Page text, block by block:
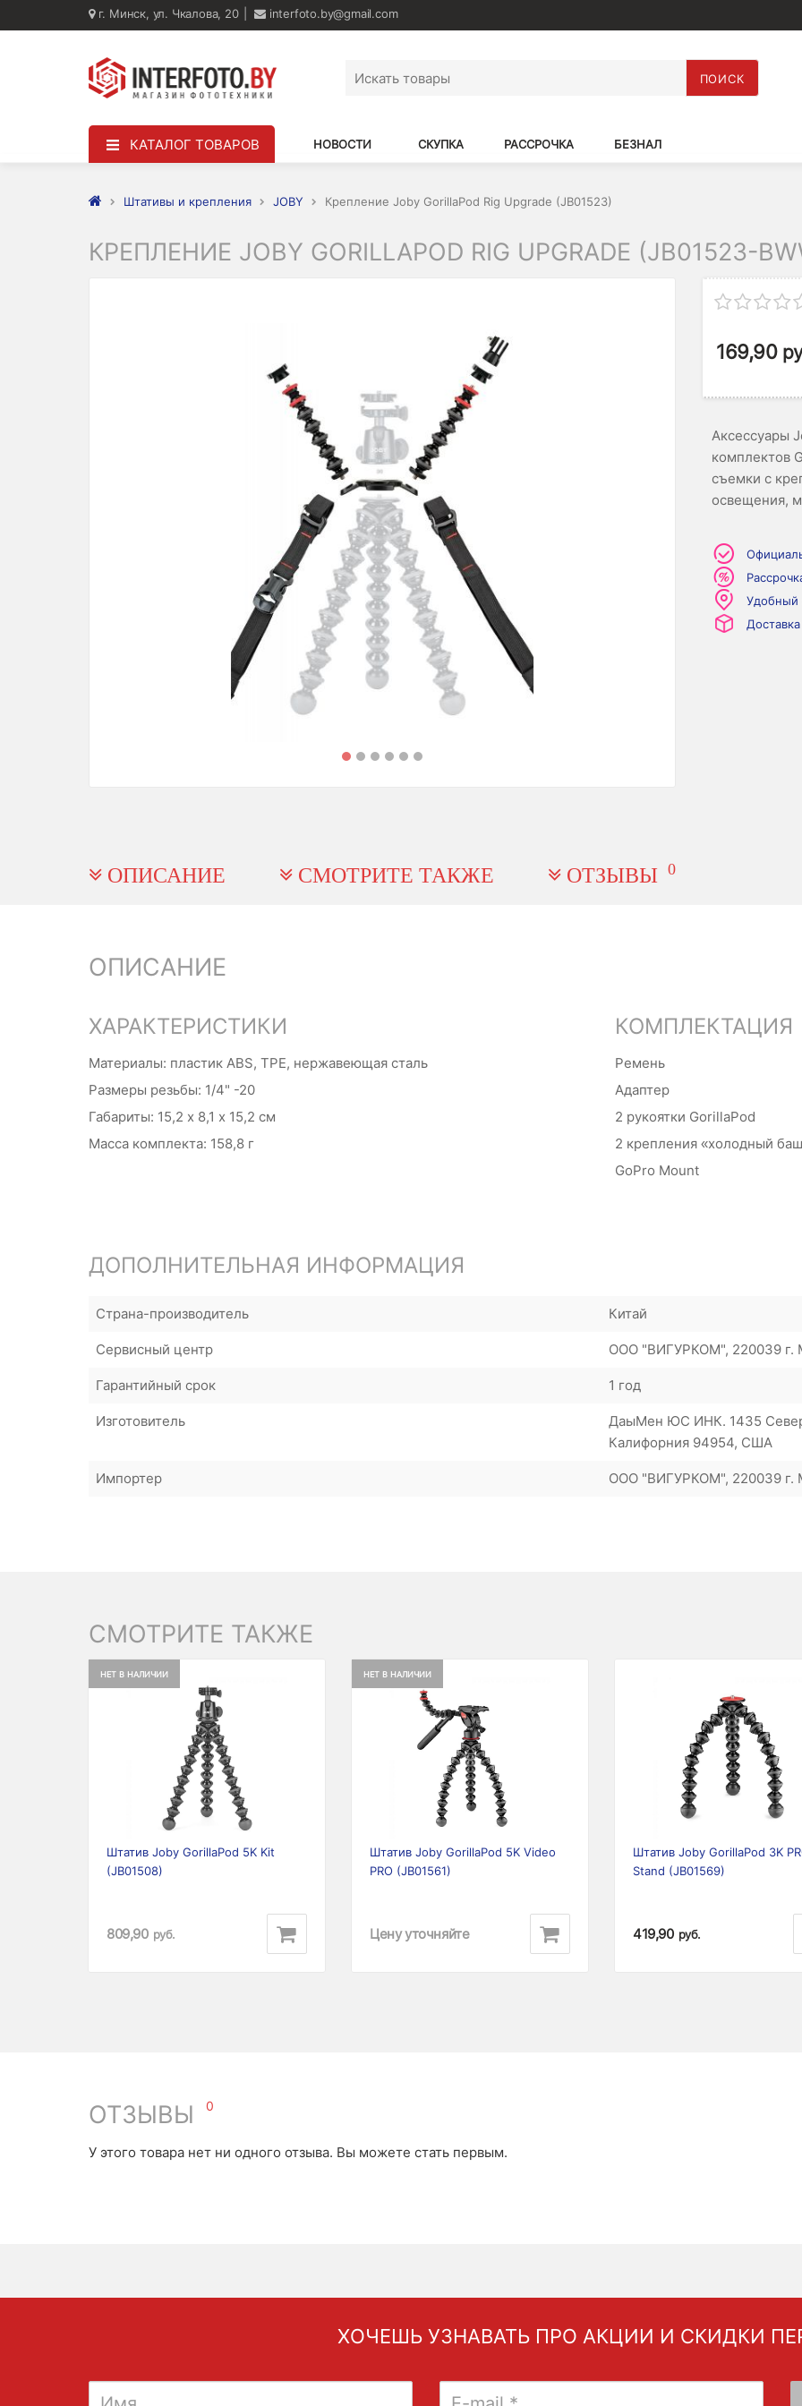
г. Минск, ул. Чкалова, 20 interfoto.by@gmail.com
ПОИСК
КАТАЛОГ ТОВАРОВ НОВОСТИ СКУПКА РАССРОЧКА БЕЗНАЛ
Штативы и крепления JOBY Крепление Joby GorillaPod Rig Upgrade (JB01523)
КРЕПЛЕНИЕ JOBY GORILLAPOD RIG UPGRADE (JB01523-
169,90
Аксессуары
комплектов
съемки с
освещения,
Удобный
ОПИСАНИЕ СМОТРИТЕ ТАКЖЕ ОТЗЫВЫ 0
ОПИСАНИЕ
ХАРАКТЕРИСТИКИ
Материалы: пластик ABS, TPE, нержавеющая сталь
Размеры резьбы: 1/4" -20
Габариты: 15,2 х 8,1 х 15,2 см
Масса комплекта: 158,8 г
КОМПЛЕКТАЦИЯ
Ремень
Адаптер
2 рукоятки GorillaPod
2 крепления «холодный
GoPro Mount
ДОПОЛНИТЕЛЬНАЯ ИНФОРМАЦИЯ
Страна-производитель Китай
Сервисный центр ООО "ВИГУРКОМ", 220039 г.
Гарантийный срок 1 год
Изготовитель
ДаыМен ЮС ИНК. 1435
Калифорния 94954, США
Импортер ООО "ВИГУРКОМ", 220039 г.
СМОТРИТЕ ТАКЖЕ
НЕТ В НАЛИЧИИ
Штатив Joby GorillaPod 5K Kit
(JB01508)
809,90 руб.
НЕТ В НАЛИЧИИ
Штатив Joby GorillaPod 5K Video
PRO (JB01561)
Цену уточняйте
Previous
Штатив Joby GorillaPod 3K
Stand (JB01569)
419,90 руб.
ОТЗЫВЫ 0
У этого товара нет ни одного отзыва. Вы можете стать первым.
ХОЧЕШЬ УЗНАВАТЬ ПРО АКЦИИ И СКИДКИ